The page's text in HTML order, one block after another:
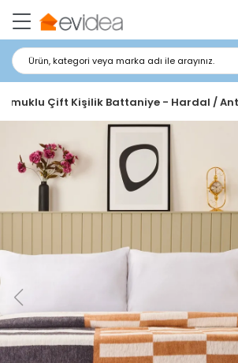
Ürün, kategori veya marka adı ile arayınız.
Çift Kişilik Battaniye - Hardal /